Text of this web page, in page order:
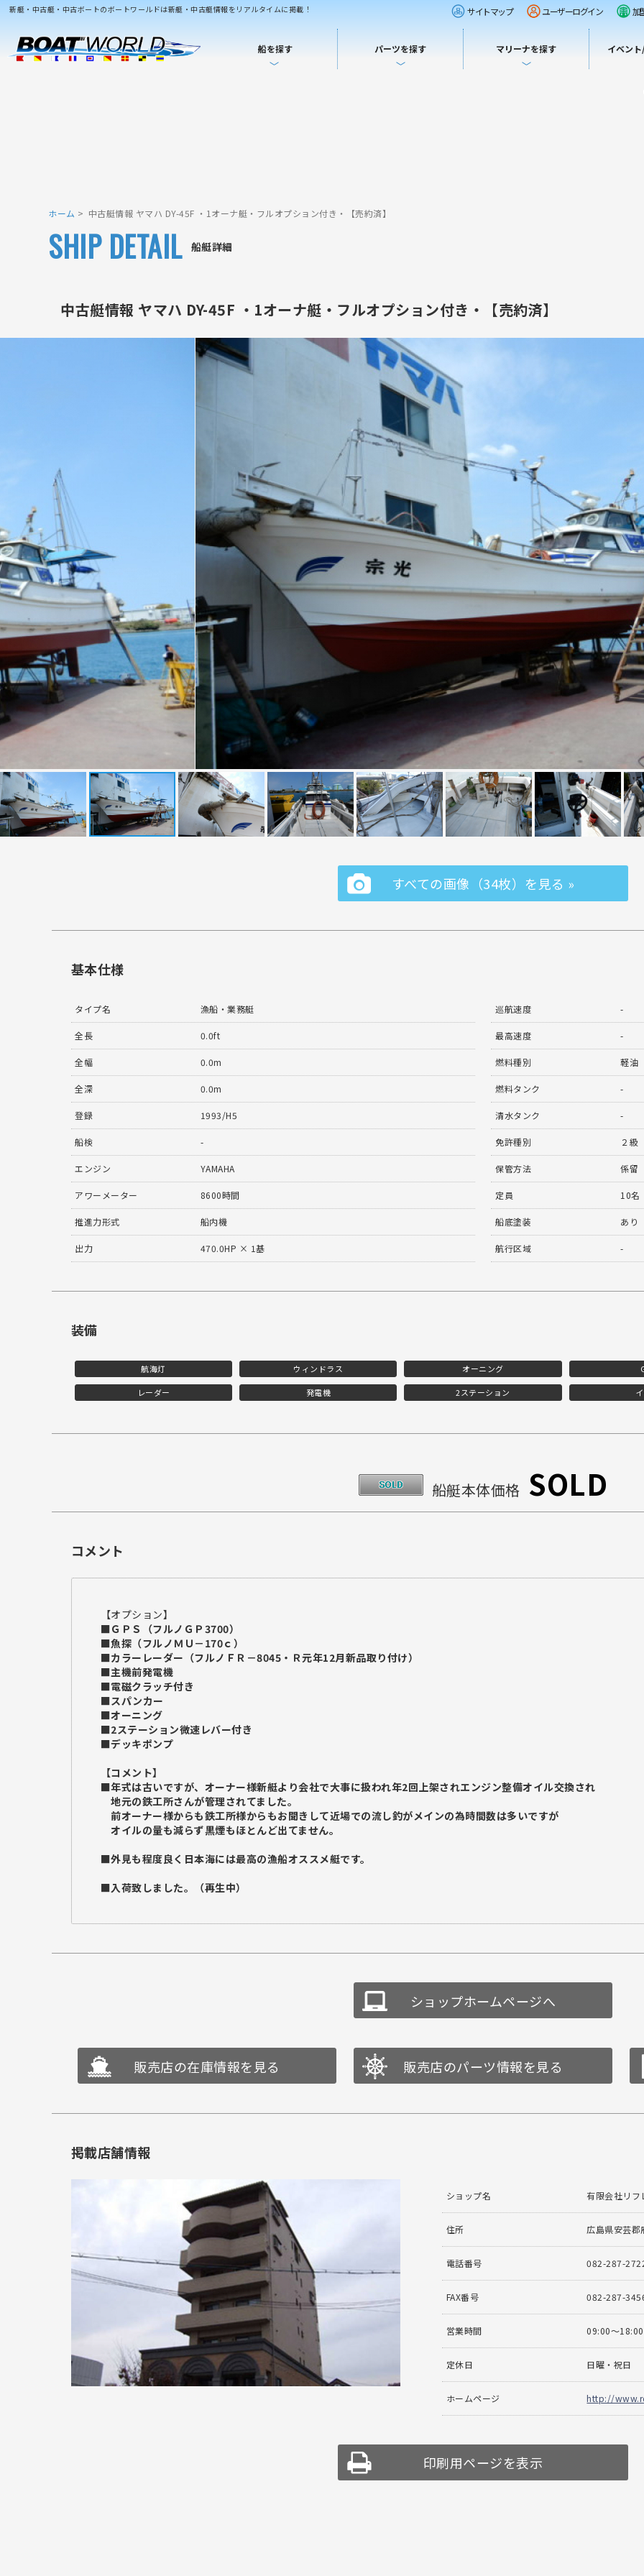
新艇・中古艇・中古ボートのボートワールドは新艇・中古艇情報をリアルタイムに掲載！ サイトマップ ユーザーログイン 加
船を探す パーツを探す マリーナを探す イベン
ホーム 中古艇情報 ヤマハ DY-45F ・1オーナ艇・フルオプション付き・【売約済】
船艇詳細
SHIP DETAIL
中古艇情報 ヤマハ DY-45F ・1オーナ艇・フルオプション付き・【売約済】
すべての画像（34枚）を見る »
基本仕様
タイプ名 漁船・業務艇
全長 0.0ft
全幅 0.0m
全深 0.0m
登録 1993/H5
船検 -
エンジン YAMAHA
アワーメーター 8600時間
推進力形式 船内機
出力 470.0HP × 1基
巡航速度 -
最高速度 -
燃料種別 軽油
燃料タンク -
清水タンク -
免許種別 ２級
保管方法 係留
定員 10名
船底塗装 あり
航行区域 -
装備
航海灯 ウィンドラス オーニング
レーダー 発電機 2ステーション
船艇本体価格 SOLD
コメント
【オプション】
■ＧＰＳ（フルノＧＰ3700）
■魚探（フルノＭＵ－170ｃ）
■カラーレーダー（フルノＦＲ－8045・Ｒ元年12月新品取り付け）
■主機前発電機
■電磁クラッチ付き
■スパンカー
■オーニング
■2ステーション微速レバー付き
■デッキポンプ
【コメント】
■年式は古いですが、オーナー様新艇より会社で大事に扱われ年2回上架されエンジン整備オイル交換され
地元の鉄工所さんが管理されてました。
前オーナー様からも鉄工所様からもお聞きして近場での流し釣がメインの為時間数は多いですが
オイルの量も減らず黒煙もほとんど出てません。
■外見も程度良く日本海には最高の漁船オススメ艇です。
■入荷致しました。（再生中）
ショップホームページへ
販売店の在庫情報を見る 販売店のパーツ情報を見る
掲載店舗情報
ショップ名 有限会社リフ
住所 広島県安芸郡
電話番号 082-287-
FAX番号 082-287-
営業時間 09:00〜18:00
定休日 日曜・祝日
ホームページ http://
印刷用ページを表示